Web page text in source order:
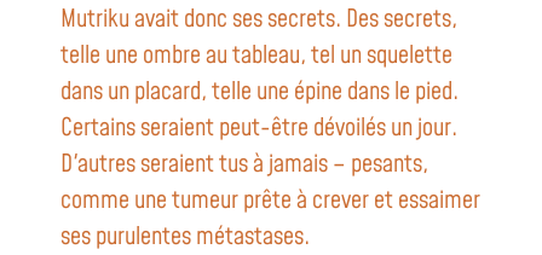
Mutriku avait donc ses secrets. Des secrets,
telle une ombre au tableau, tel un squelette
dans un placard, telle une épine dans le pied.
Certains seraient peut-être dévoilés un jour.
D'autres seraient tus à jamais – pesants,
comme une tumeur prête à crever et essaimer
ses purulentes métastases.